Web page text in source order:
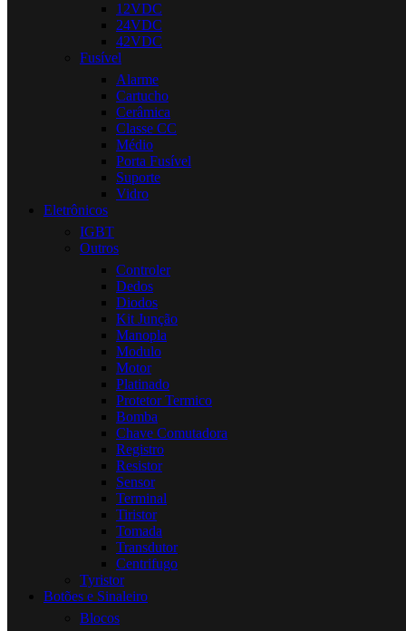
12VDC
24VDC
42VDC
Fusível
Alarme
Cartucho
Cerâmica
Classe CC
Médio
Porta Fusível
Suporte
Vidro
Eletrônicos
IGBT
Outros
Controler
Dedos
Diodos
Kit Junção
Manopla
Modulo
Motor
Platinado
Protetor Termico
Bomba
Chave Comutadora
Registro
Resistor
Sensor
Terminal
Tiristor
Tomada
Transdutor
Centrifugo
Tyristor
Botões e Sinaleiro
Blocos